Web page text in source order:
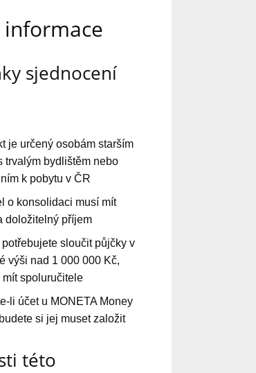
informace
sjednocení
je určený osobám starším
trvalým bydlištěm nebo
k pobytu v ČR
o konsolidaci musí mít
doložitelný příjem
potřebujete sloučit půjčky v
výši nad 1 000 000 Kč,
mít spoluručitele
li účet u MONETA Money
si jej muset založit
této